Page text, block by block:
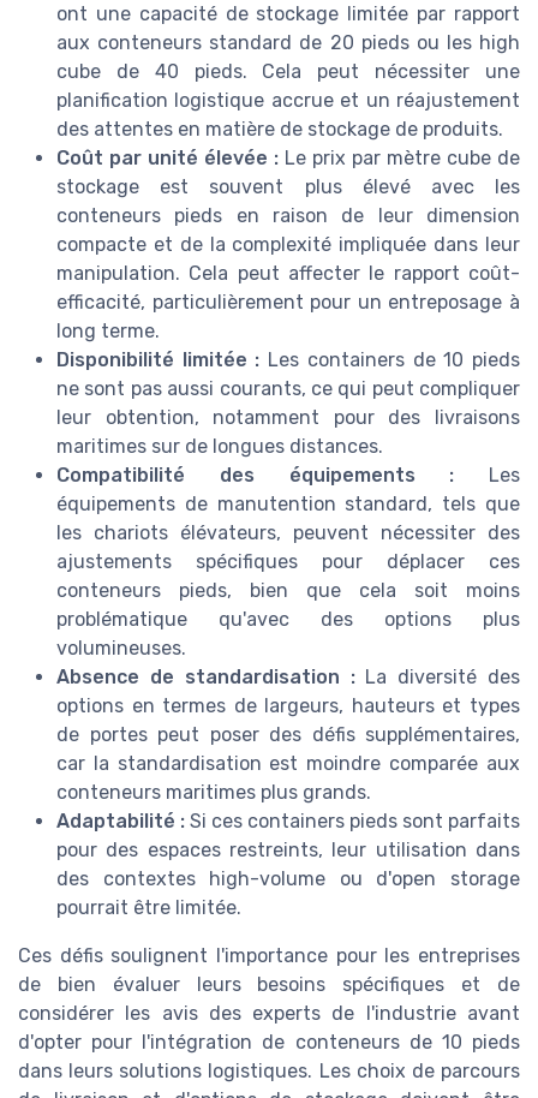
ont une capacité de stockage limitée par rapport
aux conteneurs standard de 20 pieds ou les high
cube de 40 pieds. Cela peut nécessiter une
planification logistique accrue et un réajustement
des attentes en matière de stockage de produits.
Coût par unité élevée : Le prix par mètre cube de
stockage est souvent plus élevé avec les
conteneurs pieds en raison de leur dimension
compacte et de la complexité impliquée dans leur
manipulation. Cela peut affecter le rapport coût-
efficacité, particulièrement pour un entreposage à
long terme.
Disponibilité limitée : Les containers de 10 pieds
ne sont pas aussi courants, ce qui peut compliquer
leur obtention, notamment pour des livraisons
maritimes sur de longues distances.
Compatibilité des équipements : Les
équipements de manutention standard, tels que
les chariots élévateurs, peuvent nécessiter des
ajustements spécifiques pour déplacer ces
conteneurs pieds, bien que cela soit moins
problématique qu'avec des options plus
volumineuses.
Absence de standardisation :La diversité des
options en termes de largeurs, hauteurs et types
de portes peut poser des défis supplémentaires,
car la standardisation est moindre comparée aux
conteneurs maritimes plus grands.
Adaptabilité : Si ces containers pieds sont parfaits
pour des espaces restreints, leur utilisation dans
des contextes high-volume ou d'open storage
pourrait être limitée.
Ces défis soulignent l'importance pour les entreprises
de bien évaluer leurs besoins spécifiques et de
considérer les avis des experts de l'industrie avant
d'opter pour l'intégration de conteneurs de 10 pieds
dans leurs solutions logistiques. Les choix de parcours